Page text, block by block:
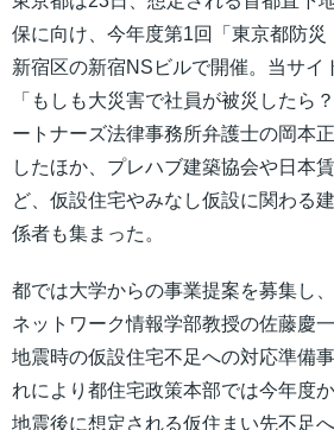
保に向け、今年度第1回「東京都防災
新宿区の新宿NSビルで開催。当サイ
「もしも大災害で社員が被災したら
ートナーズ法律事務所弁護士の岡本
したほか、プレハブ建築協会や日本
ど、仮設住宅やみなし仮設に関わる
係者も集まった。
都では大学からの事業提案を募集し
ネットワーク情報学部教授の佐藤慶
地震時の仮設住宅不足への対応準備
れにより都住宅政策本部では今年度
地震後に想定される仮住まい先不足